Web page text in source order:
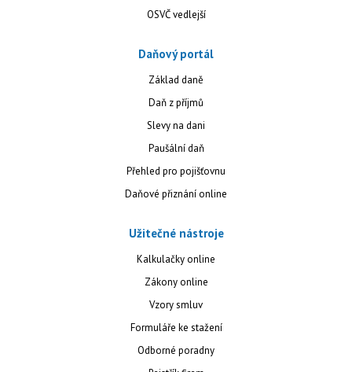
OSVČ vedlejší
Daňový portál
Základ daně
Daň z příjmů
Slevy na dani
Paušální daň
Přehled pro pojišťovnu
Daňové přiznání online
Užitečné nástroje
Kalkulačky online
Zákony online
Vzory smluv
Formuláře ke stažení
Odborné poradny